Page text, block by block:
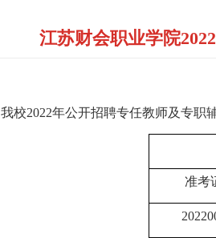
江苏财会职业学院
我校2022年公开招聘专任教师及专职
准考